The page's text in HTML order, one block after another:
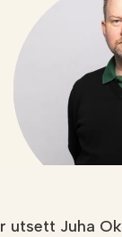
utsett Juha